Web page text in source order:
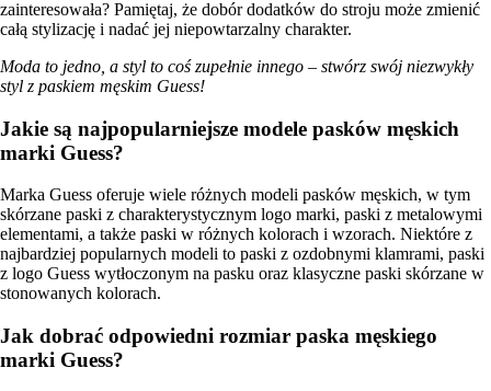
zainteresowała? Pamiętaj, że dobór dodatków do stroju może zmienić
całą stylizację i nadać jej niepowtarzalny charakter.
Moda to jedno, a styl to coś zupełnie innego – stwórz swój niezwykły
styl z paskiem męskim Guess!
Jakie są najpopularniejsze modele pasków męskich
marki Guess?
Marka Guess oferuje wiele różnych modeli pasków męskich, w tym
skórzane paski z charakterystycznym logo marki, paski z metalowymi
elementami, a także paski w różnych kolorach i wzorach. Niektóre z
najbardziej popularnych modeli to paski z ozdobnymi klamrami, paski
z logo Guess wytłoczonym na pasku oraz klasyczne paski skórzane w
stonowanych kolorach.
Jak dobrać odpowiedni rozmiar paska męskiego
marki Guess?